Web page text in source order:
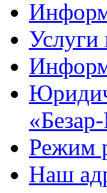
Услуги
Режим
Наш